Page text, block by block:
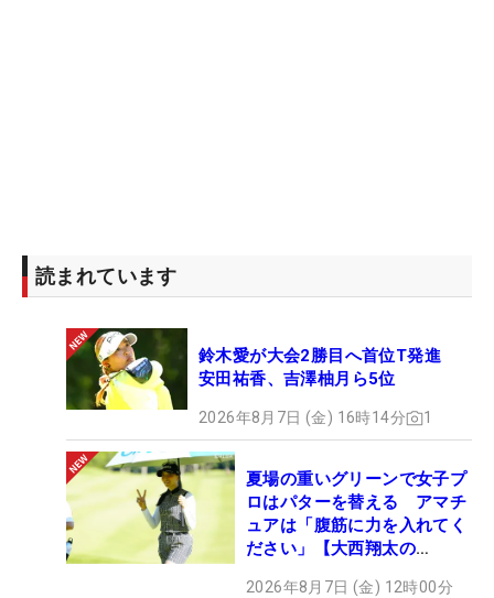
読まれています
鈴木愛が大会2勝目へ首位T発進
安田祐香、吉澤柚月ら5位
2026年8月7日 (金) 16時14分 1
夏場の重いグリーンで女子プ
ロはパターを替える アマチ
ュアは「腹筋に力を入れてく
ださい」【大西翔太の
2026年8月7日 (金) 12時00分